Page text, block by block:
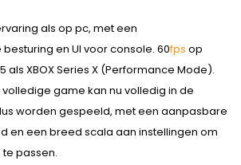
als op pc, met een
en UI voor console. 60fps op
als XBOX Series X (Performance Mode).
volledige game kan nu volledig in de
worden gespeeld, met een aanpasbare
en een breed scala aan instellingen om
passen.